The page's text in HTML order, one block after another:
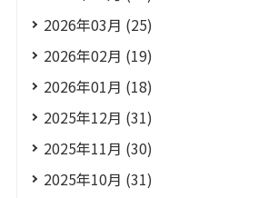
2026年03月 (25)
2026年02月 (19)
2026年01月 (18)
2025年12月 (31)
2025年11月 (30)
2025年10月 (31)